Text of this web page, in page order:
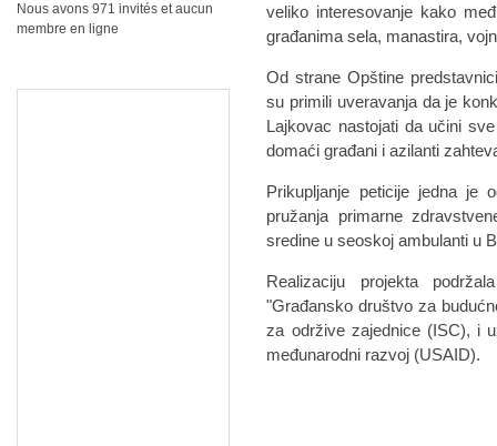
veliko interesovanje kako
građanima sela, manastira,
Od strane Opštine
su primili uveravanja da je
Lajkovac nastojati da učini
domaći građani i azilanti
Prikupljanje peticije jedna je
pružanja primarne
sredine u seoskoj ambulanti u
Realizaciju projekta
"Građansko društvo za
za održive zajednice (ISC), i
međunarodni razvoj (USAID).
Nous avons 971 invités et aucun
membre en ligne